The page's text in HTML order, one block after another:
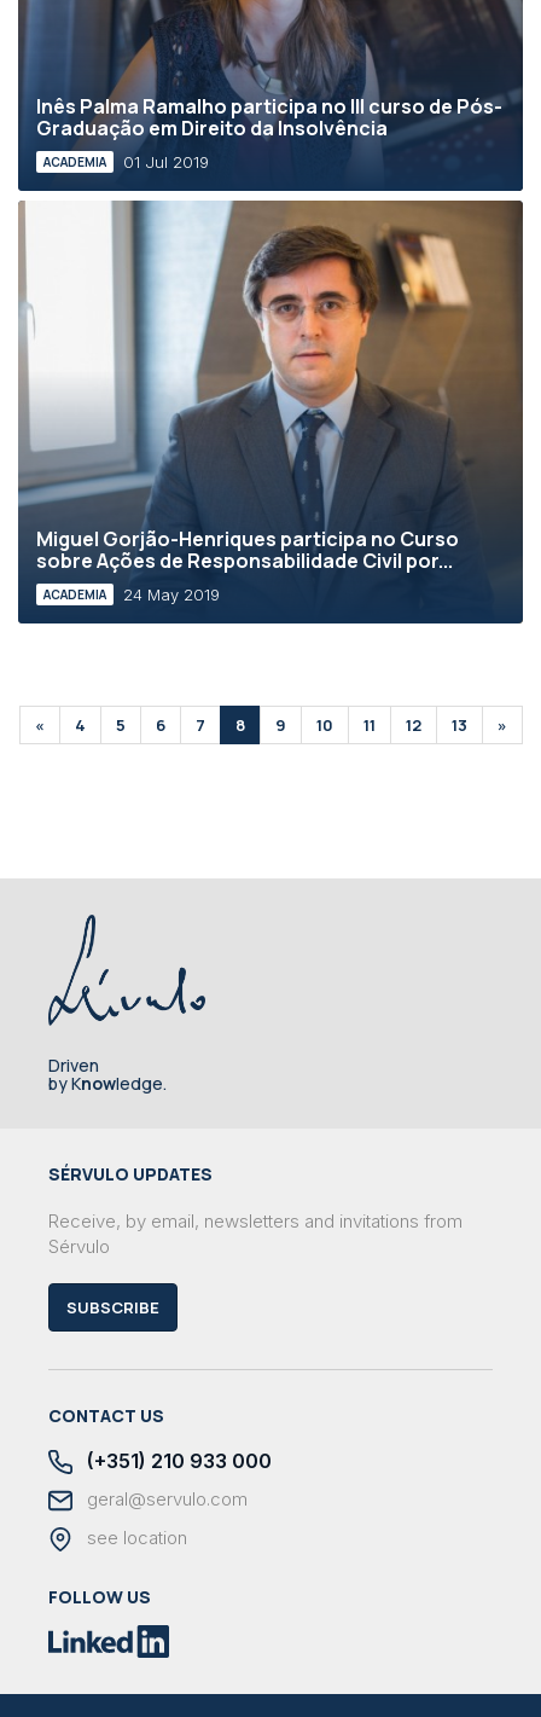
Inês Palma Ramalho participa no III curso de Pós-
Graduação em Direito da Insolvência
ACADEMIA 01 Jul 2019
Miguel Gorjão-Henriques participa no Curso
sobre Ações de Responsabilidade Civil por...
ACADEMIA 24 May 2019
« 4 5 6 7 8 9 10 11 12 13 »
Driven
by Knowledge.
SÉRVULO UPDATES
Receive, by email, newsletters and invitations from
Sérvulo
SUBSCRIBE
CONTACT US
(+351) 210 933 000
geral@servulo.com
see location
FOLLOW US